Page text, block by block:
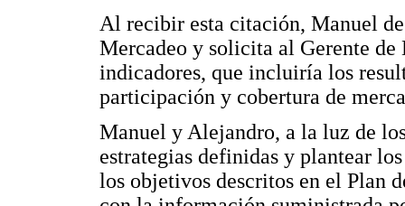
Al recibir esta citación, Manuel
Mercadeo y solicita al Gerente
indicadores, que incluiría los
participación y cobertura de
Manuel y Alejandro, a la luz de
estrategias definidas y plantear
los objetivos descritos en el Plan